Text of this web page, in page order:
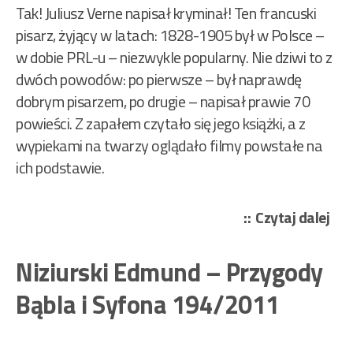
Tak! Juliusz Verne napisał kryminał! Ten francuski
pisarz, żyjący w latach: 1828-1905 był w Polsce –
w dobie PRL-u – niezwykle popularny. Nie dziwi to z
dwóch powodów: po pierwsze – był naprawdę
dobrym pisarzem, po drugie – napisał prawie 70
powieści. Z zapałem czytało się jego książki, a z
wypiekami na twarzy oglądało filmy powstałe na
ich podstawie.
Czytaj dalej
Niziurski Edmund – Przygody
Bąbla i Syfona 194/2011